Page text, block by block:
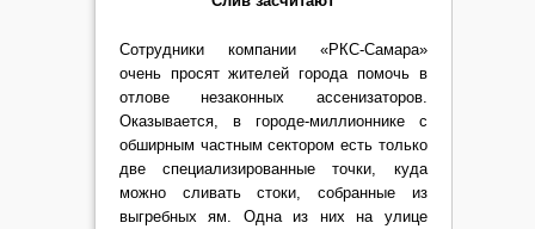
Сотрудники компании «РКС-Самара»
очень просят жителей города помочь в
отлове незаконных ассенизаторов.
Оказывается, в городе-миллионнике с
обширным частным сектором есть только
две специализированные точки, куда
можно сливать стоки, собранные из
выгребных ям. Одна из них на улице